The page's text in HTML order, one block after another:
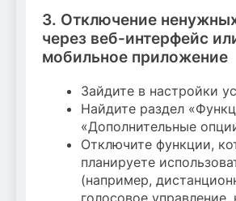
3. Отключение
через веб-интерфейс
мобильное приложение
Зайдите в настройки
Найдите раздел
«Дополнительные
Отключите функции,
планируете
(например,
голосовое